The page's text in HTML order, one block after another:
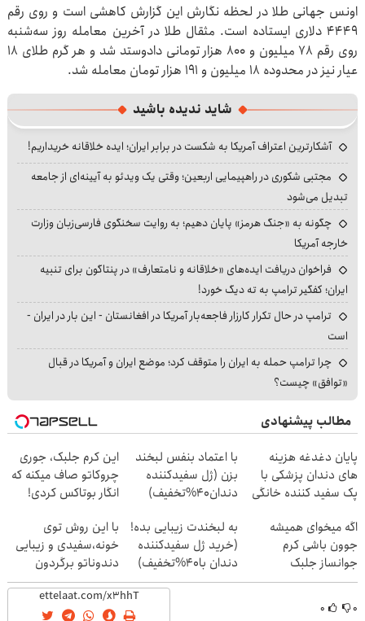
اونس جهانی طلا در لحظه نگارش این گزارش کاهشی است و روی رقم
۴۴۴۹ دلاری ایستاده است. مثقال طلا در آخرین معامله روز سه‌شنبه
روی رقم ۷۸ میلیون و ۸۰۰ هزار تومانی دادوستد شد و هر گرم طلای ۱۸
عیار نیز در محدوده ۱۸ میلیون و ۱۹۱ هزار تومان معامله شد.
شاید ندیده باشید
آشکارترین اعتراف آمریکا به شکست در برابر ایران؛ ایده خلاقانه خریداریم!
مجتبی شکوری در راهپیمایی اربعین؛ وقتی یک ویدئو به آیینه‌ای از جامعه
تبدیل می‌شود
چگونه به «جنگ هرمز» پایان دهیم؛ به روایت سخنگوی فارسی‌زبان وزارت
خارجه آمریکا
فراخوان دریافت ایده‌های «خلاقانه و نامتعارف» در پنتاگون برای تنبیه
ایران؛ کفگیر ترامپ به ته دیگ خورد!
ترامپ در حال تکرار کارزار فاجعه‌بار آمریکا در افغانستان - این بار در ایران -
است
چرا ترامپ حمله به ایران را متوقف کرد؛ موضع ایران و آمریکا در قبال
«توافق» چیست؟
مطالب پیشنهادی
پایان دغدغه هزینه
های دندان پزشکی با
پک سفید کننده خانگی
با اعتماد بنفس لبخند
بزن (ژل سفیدکننده
دندان40%تخفیف)
این کرم جلبک، جوری
چروکاتو صاف میکنه که
انگار بوتاکس کردی!
اگه میخوای همیشه
جوون باشی کرم
جوانساز جلبک
مخصوص توعه
به لبخندت زیبایی بده!
(خرید ژل سفیدکننده
دندان با40%تخفیف)
با این روش توی
خونه،سفیدی و زیبایی
دندوناتو برگردون
(40%off)
۰ ۰